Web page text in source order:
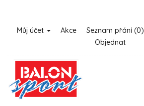
Můj účet Akce Seznam přání (0)
Objednat